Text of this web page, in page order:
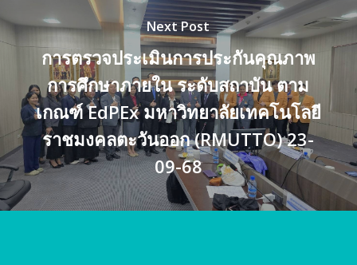
Next Post
การตรวจประเมินการประกันคุณภาพ
การศึกษาภายใน ระดับสถาบัน ตาม
เกณฑ์ EdPEx มหาวิทยาลัยเทคโนโลยี
ราชมงคลตะวันออก (RMUTTO) 23-
09-68